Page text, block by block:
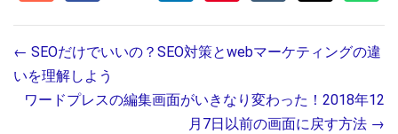
← SEOだけでいいの？SEO対策とwebマーケティングの違
いを理解しよう
ワードプレスの編集画面がいきなり変わった！2018年12
月7日以前の画面に戻す方法 →